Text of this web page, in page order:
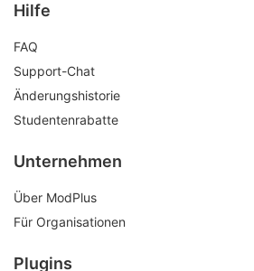
Hilfe
FAQ
Support-Chat
Änderungshistorie
Studentenrabatte
Unternehmen
Über ModPlus
Für Organisationen
Plugins